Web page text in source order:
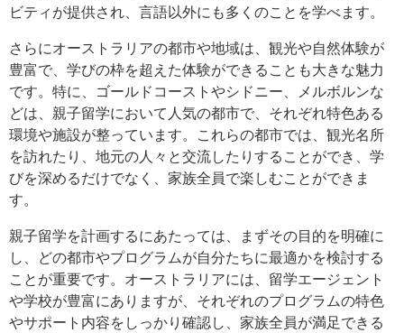
ビティが提供され、言語以外にも多くのことを学べます。
さらにオーストラリアの都市や地域は、観光や自然体験が
豊富で、学びの枠を超えた体験ができることも大きな魅力
です。特に、ゴールドコーストやシドニー、メルボルンな
どは、親子留学において人気の都市で、それぞれ特色ある
環境や施設が整っています。これらの都市では、観光名所
を訪れたり、地元の人々と交流したりすることができ、学
びを深めるだけでなく、家族全員で楽しむことができま
す。
親子留学を計画するにあたっては、まずその目的を明確に
し、どの都市やプログラムが自分たちに最適かを検討する
ことが重要です。オーストラリアには、留学エージェント
や学校が豊富にありますが、それぞれのプログラムの特色
やサポート内容をしっかり確認し、家族全員が満足できる